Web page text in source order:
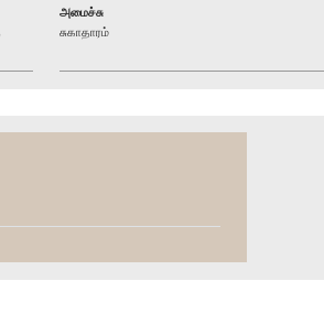
அமைச்சு
சுகாதாரம்